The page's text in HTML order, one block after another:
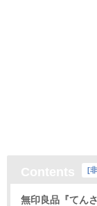
無印良品『てん